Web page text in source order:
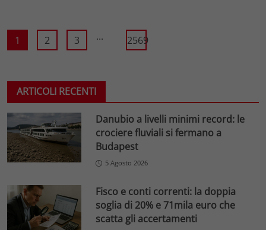
1 2 3 ... 2569
ARTICOLI RECENTI
Danubio a livelli minimi record: le
crociere fluviali si fermano a
Budapest
5 Agosto 2026
Fisco e conti correnti: la doppia
soglia di 20% e 71mila euro che
scatta gli accertamenti